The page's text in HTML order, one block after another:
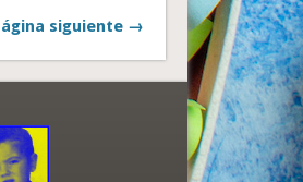
siguiente →